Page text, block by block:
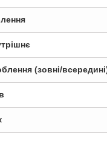
(зовні/